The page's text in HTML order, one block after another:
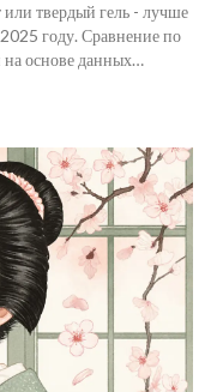
или твердый гель - лучше
году. Сравнение по
на основе данных